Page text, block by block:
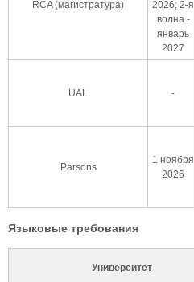
RCA (магистратура)
2026; 2-я
волна -
январь
2027
UAL -
Parsons
1 ноября
2026
Языковые требования
Университет